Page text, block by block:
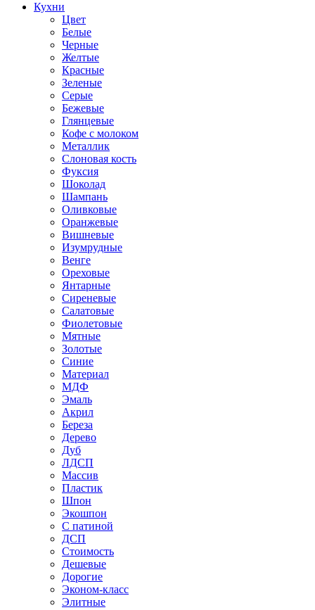
Кухни
Цвет
Белые
Черные
Желтые
Красные
Зеленые
Серые
Бежевые
Глянцевые
Кофе с молоком
Металлик
Слоновая кость
Фуксия
Шоколад
Шампань
Оливковые
Оранжевые
Вишневые
Изумрудные
Венге
Ореховые
Янтарные
Сиреневые
Салатовые
Фиолетовые
Мятные
Золотые
Синие
Материал
МДФ
Эмаль
Акрил
Береза
Дерево
Дуб
ЛДСП
Массив
Пластик
Шпон
Экошпон
С патиной
ДСП
Стоимость
Дешевые
Дорогие
Эконом-класс
Элитные